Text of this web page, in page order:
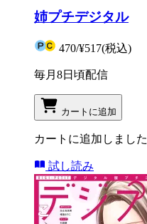
姉プチデジタル
470/¥517(税込)
毎月8日頃配信
カートに追加
カートに追加しました
試し読み